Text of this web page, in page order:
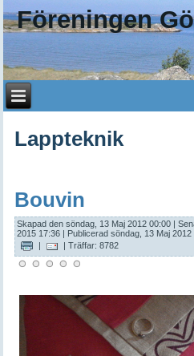
Föreningen
Lappteknik
Bouvin
Skapad den söndag, 13 Maj 2012 00:00 |
2015 17:36 | Publicerad söndag, 13 Maj 2012
|
| Träffar: 8782